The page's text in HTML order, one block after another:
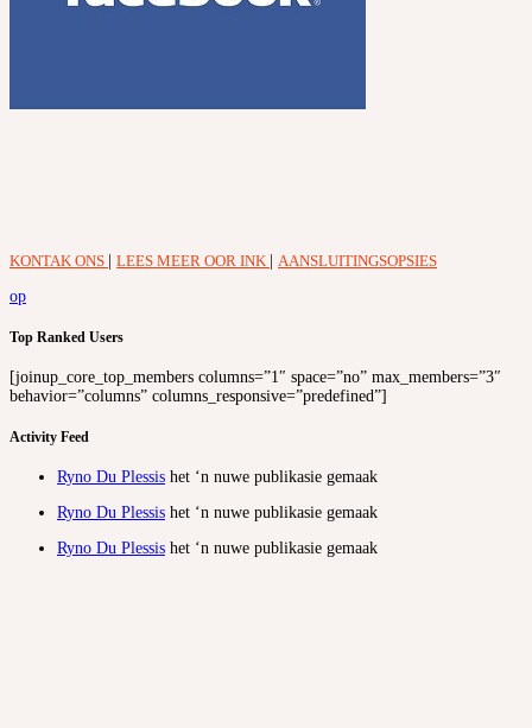
KONTAK ONS LEES MEER OOR INK
AANSLUITINGSOPSIES
op
Top Ranked Users
[joinup_core_top_members columns=”1″ space=”no” max_members=”3″
behavior=”columns” columns_responsive=”predefined”]
Activity Feed
Ryno Du Plessis het ‘n nuwe publikasie gemaak
Ryno Du Plessis het ‘n nuwe publikasie gemaak
Ryno Du Plessis het ‘n nuwe publikasie gemaak